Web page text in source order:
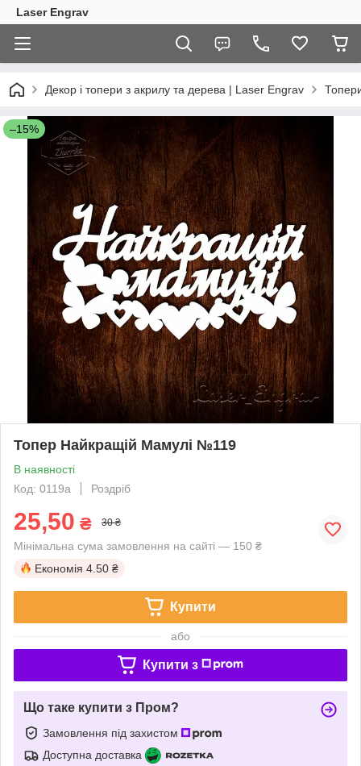
Laser Engrav
Декор і топери з акрилу та дерева | Laser Engrav
–15%
Топер Найкращій Мамулі №119
В наявності
Код: 0119a
Роздріб
25,50 ₴ 30 ₴
Мінімальна сума замовлення на сайті — 150 ₴
Економія 4.50 ₴
Купити
або
Купити з
Що таке купити з Пром?
Замовлення під захистом
Доступна доставка